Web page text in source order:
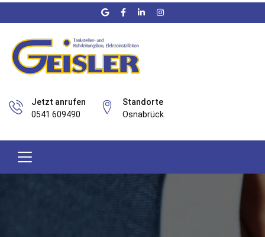
Jetzt anrufen
0541 609490
Standorte
Osnabrück